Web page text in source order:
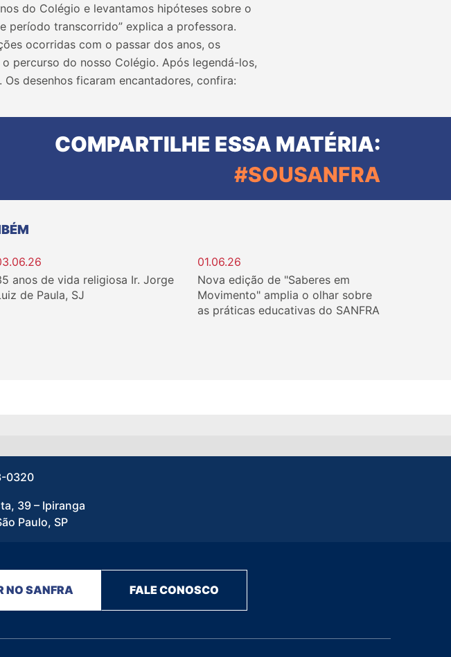
do Colégio e levantamos hipóteses sobre o
período transcorrido” explica a professora.
ocorridas com o passar dos anos, os
percurso do nosso Colégio. Após legendá-los,
desenhos ficaram encantadores, confira:
COMPARTILHE ESSA MATÉRIA:
#SOUSANFRA
anos de vida religiosa Ir. Jorge
de Paula, SJ
01.06.26
Nova edição de "Saberes em
Movimento" amplia o olhar sobre
as práticas educativas do SANFRA
0320
39 – Ipiranga
Paulo, SP
NO SANFRA FALE CONOSCO